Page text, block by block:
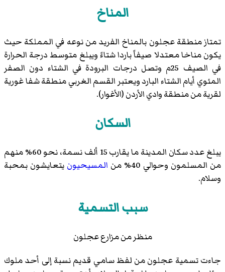
المناخ
تمتاز منطقة عجلون بالمناخ الفريد من نوعه في المملكة حيث
يكون مناخا معتدلا صيفاً باردا شتاءً ويبلغ متوسط درجة الحرارة
في الصيف 25م وتصل درجات البرودة في الشتاء دون الصفر
المئوي أيام الشتاء البارد ويعتبر القسم الغربي منطقة شفا غورية
لقرية من منطقة وادي الأردن (الأغوار).
السكان
يبلغ عدد سكان المدينة ما يقارب 15 ألف نسمة، نحو 60% منهم
من المسلمون وحوالي 40% من
المسيحيون يتعايشون بمحبة
وسلام.
سبب التسمية
منظر من مزارع عجلون
جاءت تسمية عجلون من لفظ سامي قديم نسبة إلى أحد ملوك